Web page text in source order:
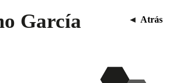
García
◄ Atrás